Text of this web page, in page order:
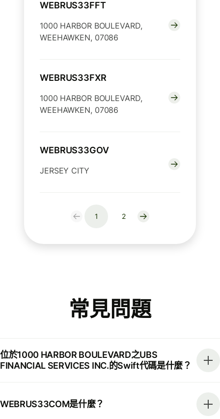
WEBRUS33FFT
1000 HARBOR BOULEVARD,
WEEHAWKEN, 07086
WEBRUS33FXR
1000 HARBOR BOULEVARD,
WEEHAWKEN, 07086
WEBRUS33GOV
JERSEY CITY
1 2
常見問題
位於1000 HARBOR BOULEVARD之UBS
FINANCIAL SERVICES INC.的Swift代碼是什麼？
WEBRUS33COM是什麼？